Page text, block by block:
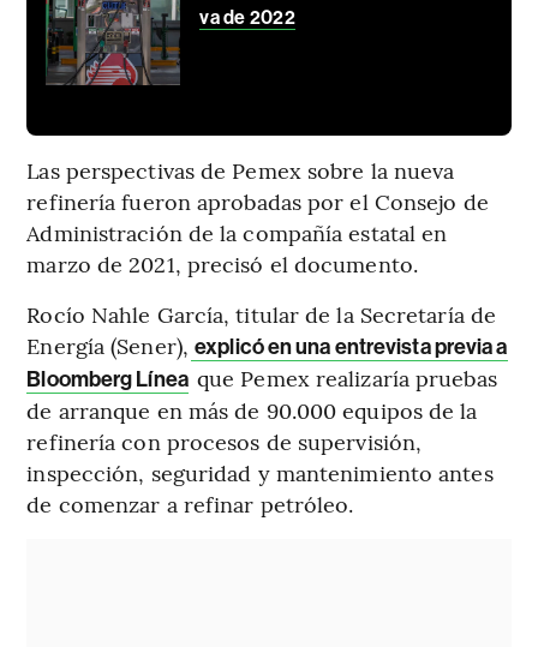
va de 2022
Las perspectivas de Pemex sobre la nueva
refinería fueron aprobadas por el Consejo de
Administración de la compañía estatal en
marzo de 2021, precisó el documento.
Rocío Nahle García, titular de la Secretaría de
Energía (Sener), explicó en una entrevista previa a
Bloomberg Línea que Pemex realizaría pruebas
de arranque en más de 90.000 equipos de la
refinería con procesos de supervisión,
inspección, seguridad y mantenimiento antes
de comenzar a refinar petróleo.